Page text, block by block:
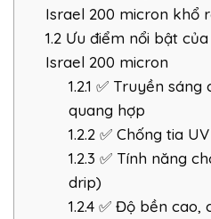
Israel 200 micron khổ
1.2 Ưu điểm nổi bật
Israel 200 micron
1.2.1 ✅ Truyền sáng
quang hợp
1.2.2 ✅ Chống tia
1.2.3 ✅ Tính năng
drip)
1.2.4✅ Độ bền cao,